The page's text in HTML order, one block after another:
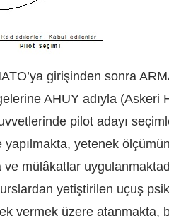
girişinden sonra
AHUY adıyla (Askeri
pilot adayı
yapılmakta, yetenek
ve mülâkatlar
yetiştirilen uçuş
vermek üzere atanmakta,